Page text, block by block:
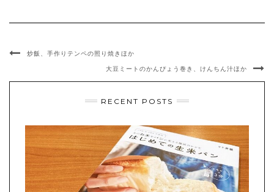
炒飯、手作りテンペの照り焼きほか
大豆ミートのかんぴょう巻き、けんちん汁ほか
RECENT POSTS